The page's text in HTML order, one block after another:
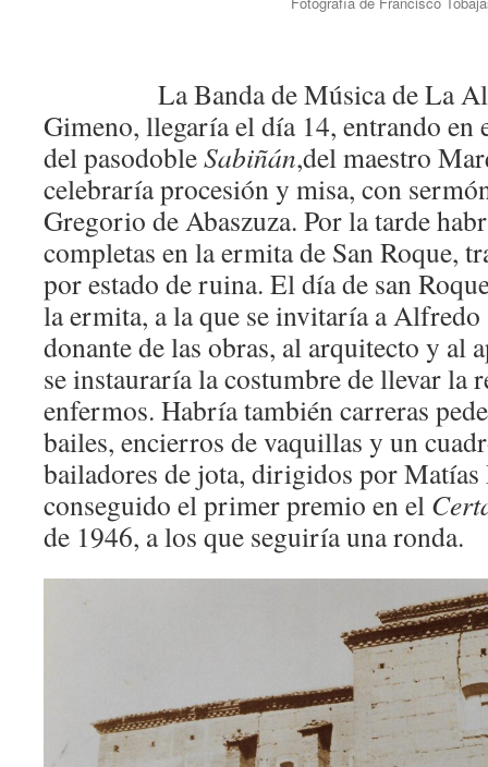
La Banda de Música de La
Gimeno, llegaría el día 14, entrando en
del pasodobleSabiñán,del maestro
celebraría procesión y misa, con
Gregorio de Abaszuza. Por la tarde
completas en la ermita de San Roque,
por estado de ruina. El día de san
la ermita, a la que se invitaría a
donante de las obras, al arquitecto y al
se instauraría la costumbre de llevar la
enfermos. Habría también carreras
bailes, encierros de vaquillas y un
bailadores de jota, dirigidos por Matías
conseguido el primer premio en el
de 1946, a los que seguiría una ronda.